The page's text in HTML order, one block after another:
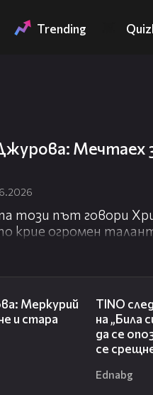
Trending
Мечтаех
този път говори
крие огромен
успешни
Меркурий
и стара
TINO
на „Била
да се
се
Ednabg